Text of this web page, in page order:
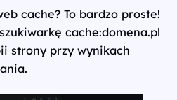
cache? To bardzo proste!
cache:domena.pl
strony przy wynikach